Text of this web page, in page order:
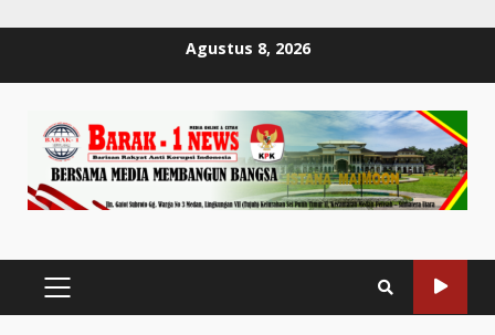
Agustus 8, 2026
PRIMARY
MENU